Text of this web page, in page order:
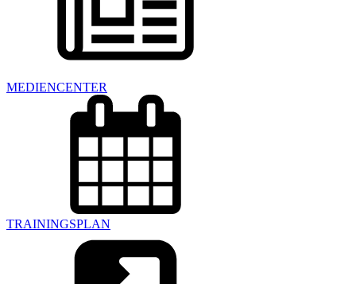
MEDIENCENTER
TRAININGSPLAN